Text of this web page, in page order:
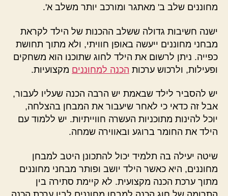
מחוננים שלב ב' מאתגר ומורכב יותר משלב א'.
ישנה חשיבות גדולה ששלב ההכנות של הילד לקראת
מבחני מחוננים ייעשה באופן חוויתי, ולא מתוך תחושת
כפייה. ניתן לרשום את הילד לחוג שתוכנו הוא משחקים
ופעילות, ולרכוש ערכות הכנה למחוננים מקצועיות.
יש להסביר לילד שבאמת יש הרבה הכנה שעליו לעבור,
אבל זה כדאי כי לאחר שיעבור את המבחן בהצלחה,
יוכל להינות מתוכניות העשרה חווייתיות. יש ללמוד עם
הילד את החומר ברוגע ובאווירה שמחה.
שיטה יעילה בה תלמיד יכול להתכונן היטב למבחן
מחוננים, היא כאשר הילד יושב ופותר מבחני מחוננים
מתוך ערכת הכנה מקצועית. לא קיימת סתירה בין